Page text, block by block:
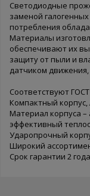
Светодиодные
заменой
потребления
Материалы
обеспечивают их
защиту от пыли и
датчиком
Соответствуют
Компактный корпус,
Материал корпуса
эффективный
Ударопрочный
Широкий
Срок гарантии 2